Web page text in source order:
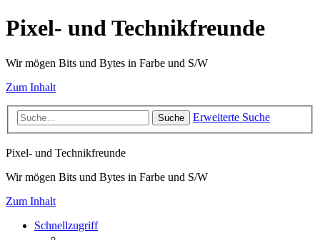
Pixel- und Technikfreunde
Wir mögen Bits und Bytes in Farbe und S/W
Zum Inhalt
Suche Erweiterte Suche
Pixel- und Technikfreunde
Wir mögen Bits und Bytes in Farbe und S/W
Zum Inhalt
Schnellzugriff